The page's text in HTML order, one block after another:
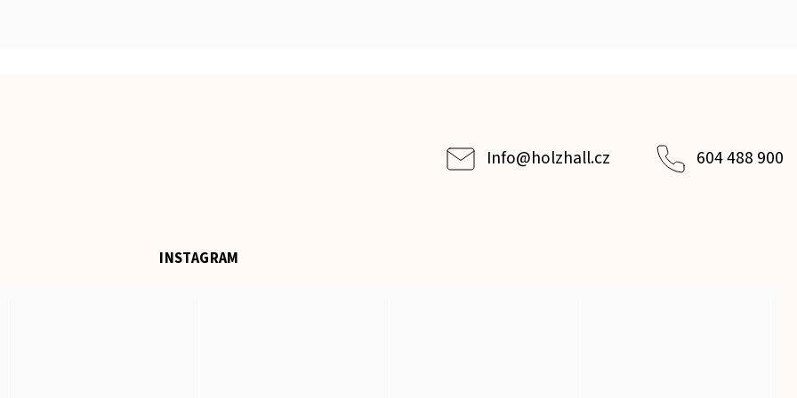
Info@holzhall.cz 604 488 900
INSTAGRAM